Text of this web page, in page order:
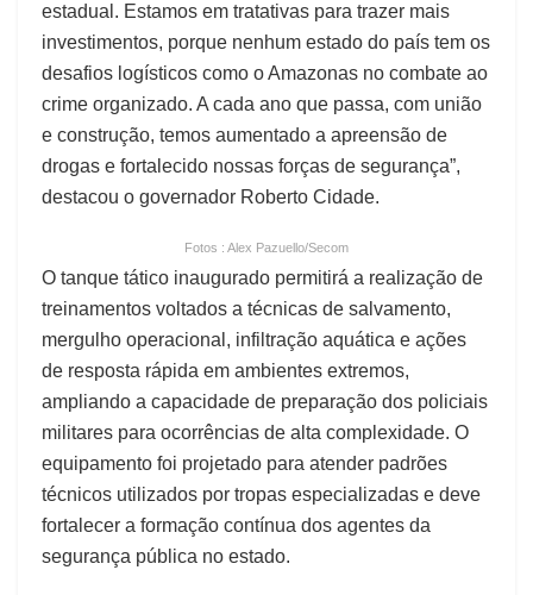
estadual. Estamos em tratativas para trazer mais
investimentos, porque nenhum estado do país tem os
desafios logísticos como o Amazonas no combate ao
crime organizado. A cada ano que passa, com união
e construção, temos aumentado a apreensão de
drogas e fortalecido nossas forças de segurança”,
destacou o governador Roberto Cidade.
Fotos : Alex Pazuello/Secom
O tanque tático inaugurado permitirá a realização de
treinamentos voltados a técnicas de salvamento,
mergulho operacional, infiltração aquática e ações
de resposta rápida em ambientes extremos,
ampliando a capacidade de preparação dos policiais
militares para ocorrências de alta complexidade. O
equipamento foi projetado para atender padrões
técnicos utilizados por tropas especializadas e deve
fortalecer a formação contínua dos agentes da
segurança pública no estado.